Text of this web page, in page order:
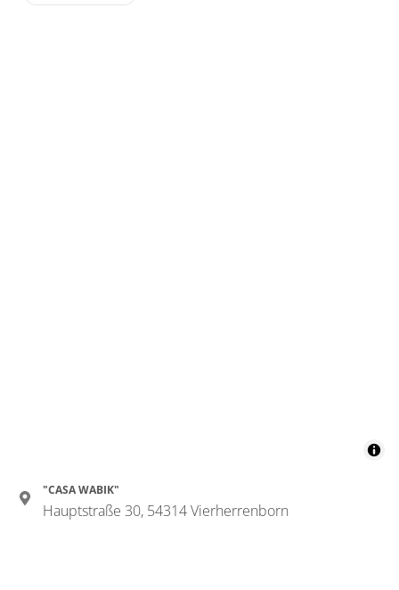
"CASA WABIK"
Hauptstraße 30, 54314 Vierherrenborn